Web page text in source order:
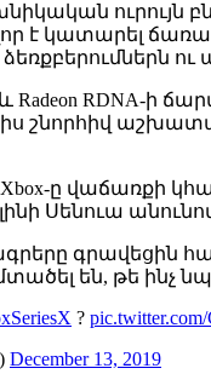
ուրույն
է կատարել
ի և Radeon
շնորհիվ
Xbox-ը վաճառքի
Սենուա
գրավեցին
են, թե ինչ
?
December 13, 2019